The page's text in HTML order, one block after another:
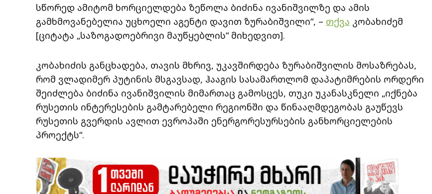
სწორედ ამიტომ ხორციელდება ზეწოლა ბიძინა ივანიშვილზე და ამის
გამხმოვანებელია უცხოელი აგენტი დავით ზურაბიშვილი“, – თქვა კობახიძემ
[ციტატა „საზოგადოებრივი მაუწყებლის“ მიხედვით].
კობახიძის განცხადება, თავის მხრივ, უკავშირდება ზურაბიშვილის მოსაზრებას,
რომ ვლადიმერ პუტინის მსგავსად, ჰააგის სასამართლომ დაპატიმრების ორდერი
შეიძლება ბიძინა ივანიშვილის მიმართაც გამოსცეს, თუკი უკანასკნელი „იქნება
რუსეთის ინტერესების გამტარებელი რეგიონში და წინააღმდეგობას გაუწევს
რუსეთის გვერდის ავლით ევროპაში ენერგორესურსების განხორციელების
პროექტს“.